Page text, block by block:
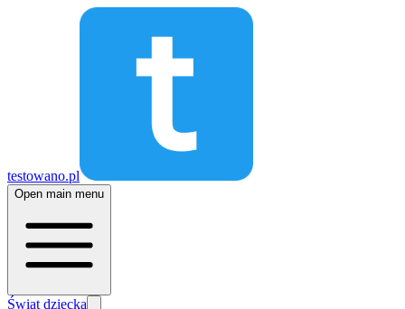
testowano.pl
Open main menu
Świat dziecka